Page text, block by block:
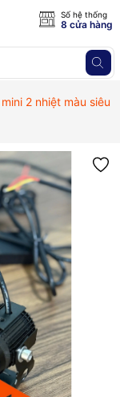
Số hệ thống
8 cửa hàng
2 nhiệt màu siêu